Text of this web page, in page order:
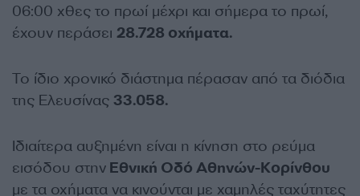
06:00 χθες το πρωί μέχρι και σήμερα το πρωί,
έχουν περάσει 28.728 οχήματα.
Το ίδιο χρονικό διάστημα πέρασαν από τα διόδια
της Ελευσίνας 33.058.
Ιδιαίτερα αυξημένη είναι η κίνηση στο ρεύμα
εισόδου στην Εθνική Οδό Αθηνών-Κορίνθου
με τα οχήματα να κινούνται με χαμηλές ταχύτητες